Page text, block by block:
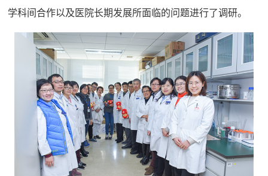
学科间合作以及医院长期发展所面临的问题进行了调研。